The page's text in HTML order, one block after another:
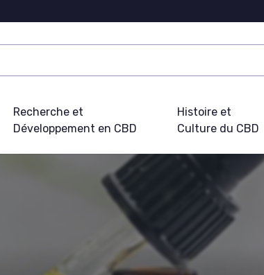
Recherche et
Développement en CBD
Histoire et
Culture du CBD